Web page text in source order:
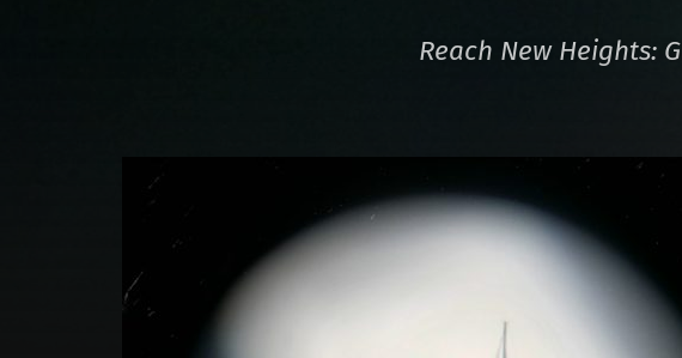
Reach New Heights: